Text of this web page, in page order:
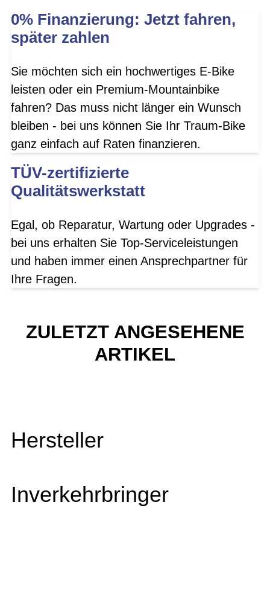
0% Finanzierung: Jetzt fahren,
später zahlen
Sie möchten sich ein hochwertiges E-Bike
leisten oder ein Premium-Mountainbike
fahren? Das muss nicht länger ein Wunsch
bleiben - bei uns können Sie Ihr Traum-Bike
ganz einfach auf Raten finanzieren.
TÜV-zertifizierte
Qualitätswerkstatt
Egal, ob Reparatur, Wartung oder Upgrades -
bei uns erhalten Sie Top-Serviceleistungen
und haben immer einen Ansprechpartner für
Ihre Fragen.
ZULETZT ANGESEHENE
ARTIKEL
Hersteller
Inverkehrbringer